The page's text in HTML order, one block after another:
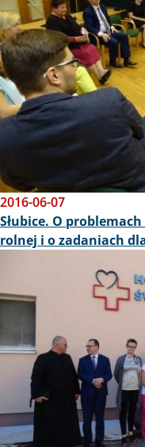
2016-06-07
Słubice. O
rolnej i o zadaniach